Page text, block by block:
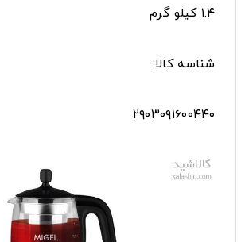
۱.۴ کیلو گرم
شناسه کالا:
۲۹۰۳۰۹۱۶۰۰۴۴۰